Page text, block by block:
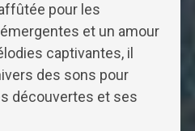
pour les
et un amour
captivantes, il
des sons pour
découvertes et ses